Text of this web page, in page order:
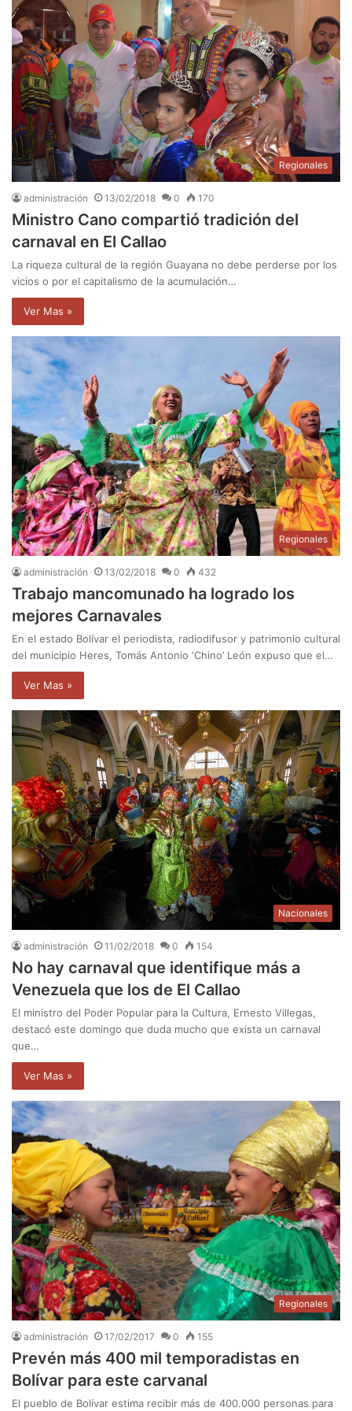
Regionales
administración 13/02/2018 0 170
Ministro Cano compartió tradición del
carnaval en El Callao
La riqueza cultural de la región Guayana no debe perderse por los
vicios o por el capitalismo de la acumulación…
Ver Mas »
Regionales
administración 13/02/2018 0 432
Trabajo mancomunado ha logrado los
mejores Carnavales
En el estado Bolívar el periodista, radiodifusor y patrimonio cultural
del municipio Heres, Tomás Antonio ‘Chino’ León expuso que el…
Ver Mas »
Nacionales
administración 11/02/2018 0 154
No hay carnaval que identifique más a
Venezuela que los de El Callao
El ministro del Poder Popular para la Cultura, Ernesto Villegas,
destacó este domingo que duda mucho que exista un carnaval
que…
Ver Mas »
Regionales
administración 17/02/2017 0 155
Prevén más 400 mil temporadistas en
Bolívar para este carvanal
El pueblo de Bolívar estima recibir más de 400.000 personas para